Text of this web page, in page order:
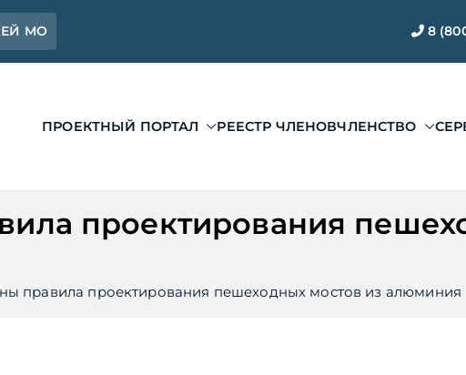
МО 8
ПРОЕКТНЫЙ ПОРТАЛ РЕЕСТР ЧЛЕНОВЧЛЕНСТВО
проектирования
правила проектирования пешеходных мостов из алюминия